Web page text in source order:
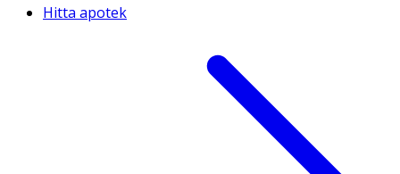
Hitta apotek